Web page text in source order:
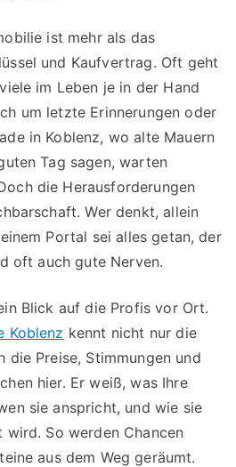
ist mehr als das
und Kaufvertrag. Oft geht
im Leben je in der Hand
um letzte Erinnerungen oder
in Koblenz, wo alte Mauern
Tag sagen, warten
die Herausforderungen
Wer denkt, allein
Portal sei alles getan, der
oft auch gute Nerven.
Blick auf die Profis vor Ort.
Koblenz kennt nicht nur die
die Preise, Stimmungen und
hier. Er weiß, was Ihre
sie anspricht, und wie sie
So werden Chancen
aus dem Weg geräumt.